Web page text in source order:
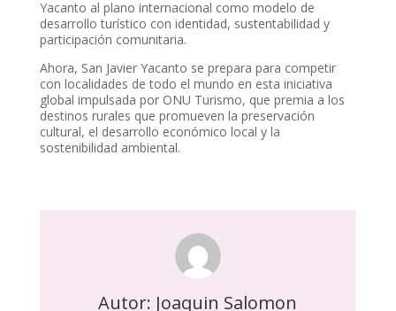
Yacanto al plano internacional como modelo de
desarrollo turístico con identidad, sustentabilidad y
participación comunitaria.
Ahora, San Javier Yacanto se prepara para competir
con localidades de todo el mundo en esta iniciativa
global impulsada por ONU Turismo, que premia a los
destinos rurales que promueven la preservación
cultural, el desarrollo económico local y la
sostenibilidad ambiental.
Autor: Joaquin Salomon